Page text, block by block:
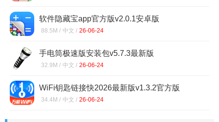
软件隐藏宝app官方版v2.0.1安卓版
88.5M / 中文 / 26-06-24
手电筒极速版安装包v5.7.3最新版
32.9M / 中文 / 26-06-24
WiFi钥匙链接快2026最新版v1.3.2官方版
34.4M / 中文 / 26-06-24